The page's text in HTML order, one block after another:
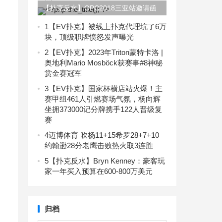
【扑克反水】OPC2018三亚站邀请函
注册流程，想拿冠军的你必须知道！
1 【EV扑克】被线上扑克代理坑了6万
块，顶级职牌愤怒发声曝光
2 【EV扑克】2023年Triton蒙特卡洛 |
奥地利Mario Mosböck获赛事#8神秘
赏金赛冠军
3 【EV扑克】国家杯横店站火爆！主
赛甲组461人引燃赛场气氛，杨向辉
坐拥373000记分牌携手122人晋级复
赛
4迈博体育 吹杨11+15希罗28+7+10
约翰逊28分老鹰击败热火取3连胜
5 【扑克反水】Bryn Kenney：豪客玩
家一年买入预算在600-800万美元
归档